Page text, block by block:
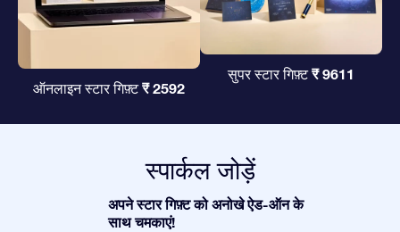
ऑनलाइन स्टार गिफ़्ट₹ 2592
सुपर स्टार गिफ़्ट₹ 9611
स्पार्कल जोड़ें
अपने स्टार गिफ़्ट को अनोखे ऐड-ऑन के
साथ चमकाएं!